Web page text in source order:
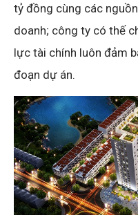
tỷ đồng cùng các
doanh; công ty có thế
lực tài chính luôn đảm
đoạn dự án.